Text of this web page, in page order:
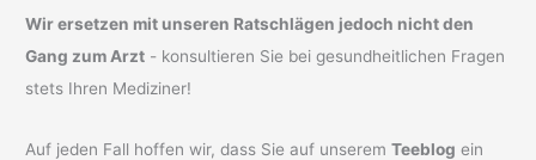
Wir ersetzen mit unseren Ratschlägen jedoch nicht den
Gang zum Arzt - konsultieren Sie bei gesundheitlichen Fragen
stets Ihren Mediziner!
Auf jeden Fall hoffen wir, dass Sie auf unseremTeeblog ein